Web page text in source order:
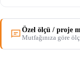
Özel ölçü / proje
Mutfağınıza göre